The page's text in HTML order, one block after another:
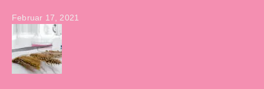
Februar 17, 2021